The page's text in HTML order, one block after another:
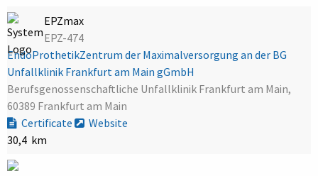
EPZmax
EPZ-474
EndoProthetikZentrum der Maximalversorgung an der BG
Unfallklinik Frankfurt am Main gGmbH
Berufsgenossenschaftliche Unfallklinik Frankfurt am Main,
60389 Frankfurt am Main
Certificate
Website
30,4 km